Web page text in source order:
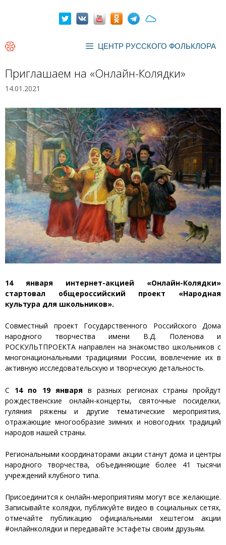
ЦЕНТР РУССКОГО ФОЛЬКЛОРА
Приглашаем на «Онлайн-Колядки»
14.01.2021
14 января интернет-акцией «Онлайн-Колядки»
стартовал общероссийский проект «Народная
культура для школьников».
Совместный проект Государственного Российского Дома
народного творчества имени В.Д. Поленова и
РОСКУЛЬТПРОЕКТА направлен на знакомство школьников с
многонациональными традициями России, вовлечение их в
активную исследовательскую и творческую детальность.
С 14 по 19 января в разных регионах страны пройдут
рождественские онлайн-концерты, святочные посиделки,
гуляния ряжены и другие тематические мероприятия,
отражающие многообразие зимних и новогодних традиций
народов нашей страны.
Региональными координаторами акции станут дома и центры
народного творчества, объединяющие более 41 тысячи
учреждений клубного типа.
Присоединится к онлайн-мероприятиям могут все желающие.
Записывайте колядки, публикуйте видео в социальных сетях,
отмечайте публикацию официальными хештегом акции
#онлайнколядки и передавайте эстафеты своим друзьям.